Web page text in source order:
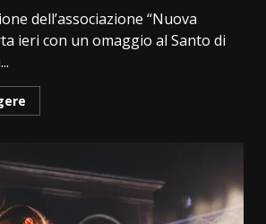
dell’associazione “Nuova
ieri con un omaggio al Santo di